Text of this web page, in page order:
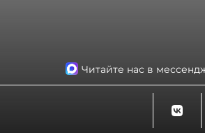
Читайте нас в